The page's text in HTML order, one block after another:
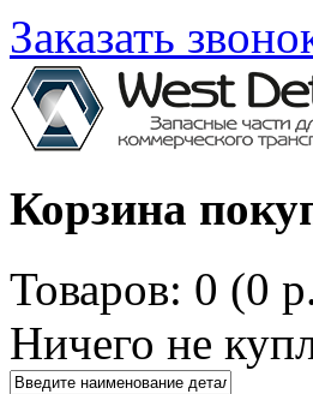
Заказать
Корзина
Товаров: 0 (0
Ничего не